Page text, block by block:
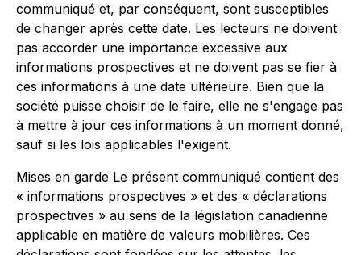
communiqué et, par conséquent, sont susceptibles
de changer après cette date. Les lecteurs ne doivent
pas accorder une importance excessive aux
informations prospectives et ne doivent pas se fier à
ces informations à une date ultérieure. Bien que la
société puisse choisir de le faire, elle ne s'engage pas
à mettre à jour ces informations à un moment donné,
sauf si les lois applicables l'exigent.
Mises en garde Le présent communiqué contient des
« informations prospectives » et des « déclarations
prospectives » au sens de la législation canadienne
applicable en matière de valeurs mobilières. Ces